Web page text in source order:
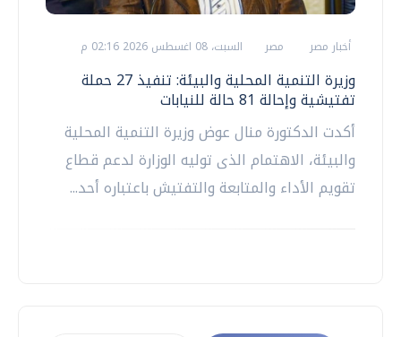
أخبار مصر مصر السبت، 08 اغسطس 2026 02:16 م
وزيرة التنمية المحلية والبيئة: تنفيذ 27 حملة
تفتيشية وإحالة 81 حالة للنيابات
أكدت الدكتورة منال عوض وزيرة التنمية المحلية
والبيئة، الاهتمام الذى توليه الوزارة لدعم قطاع
تقويم الأداء والمتابعة والتفتيش باعتباره أحد...